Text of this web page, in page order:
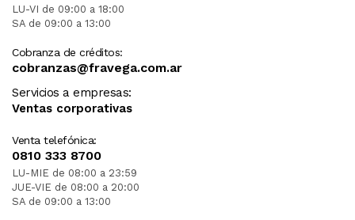
LU-VI de 09:00 a 18:00
SA de 09:00 a 13:00
Cobranza de créditos:
cobranzas@fravega.com.ar
Servicios a empresas:
Ventas corporativas
Venta telefónica:
0810 333 8700
LU-MIE de 08:00 a 23:59
JUE-VIE de 08:00 a 20:00
SA de 09:00 a 13:00